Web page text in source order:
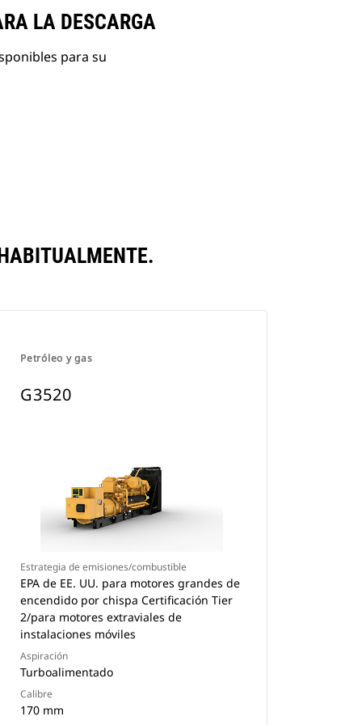
LA DESCARGA
para su
Petróleo y gas
G3520
Estrategia de emisiones/combustible
EPA de EE. UU. para motores grandes de
encendido por chispa Certificación Tier
2/para motores extraviales de
instalaciones móviles
Aspiración
Turboalimentado
Calibre
170 mm